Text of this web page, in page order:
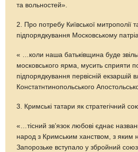
та вольностей».
2. Про потребу Київської митрополії
підпорядкування Московському
« …коли наша батьківщина буде
московського ярма, мусить сприяти
підпорядкування первісній екзаршій
Констатнтинопольського
3. Кримські татари як стратегічний
«…тісний зв’язок любові єднає
народ з Кримським ханством, з яким
Запорозьке вступало у збройний